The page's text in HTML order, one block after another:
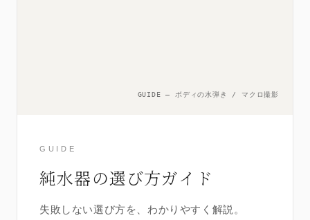
GUIDE — ボディの水弾き / マクロ撮影
GUIDE
純水器の選び方ガイド
失敗しない選び方を、わかりやすく解説。